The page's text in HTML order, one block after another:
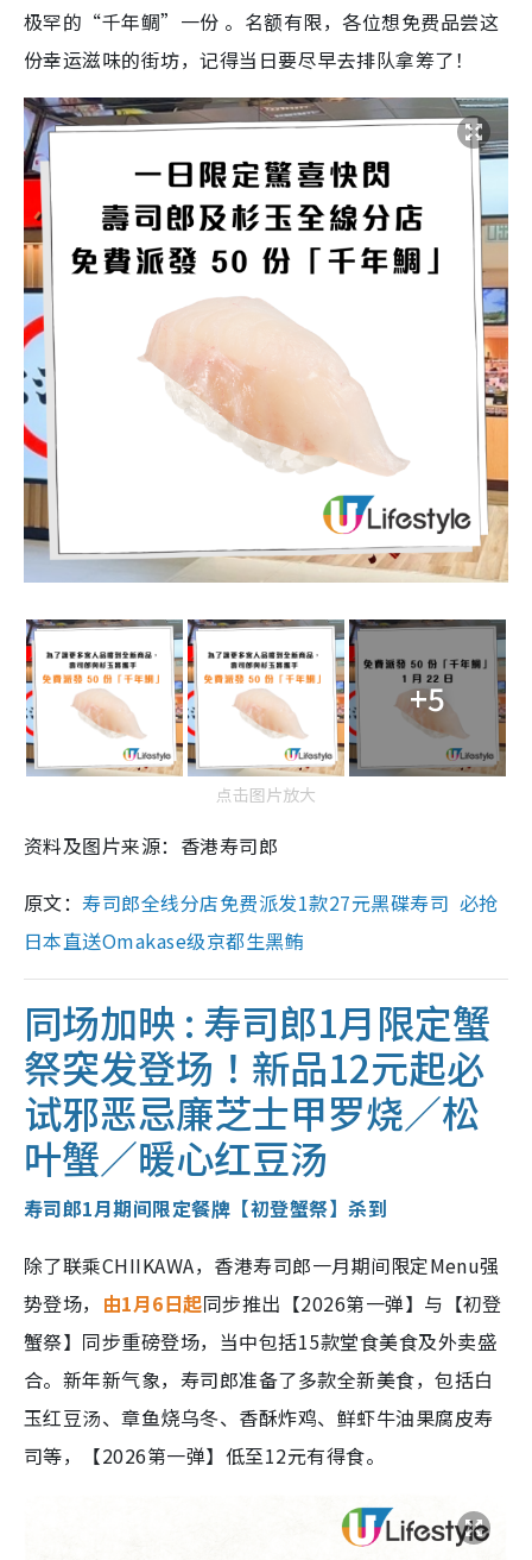
极罕的“千年鲷”一份 。名额有限，各位想免费品尝这
份幸运滋味的街坊，记得当日要尽早去排队拿筹了！
+5
点击图片放大
资料及图片来源：香港寿司郎
原文：寿司郎全线分店免费派发1款27元黑碟寿司 必抢
日本直送Omakase级京都生黑鲔
同场加映 : 寿司郎1月限定蟹
祭突发登场！新品12元起必
试邪恶忌廉芝士甲罗烧／松
叶蟹／暖心红豆汤
寿司郎1月期间限定餐牌【初登蟹祭】杀到
除了联乘CHIIKAWA，香港寿司郎一月期间限定Menu强
势登场， 由1月6日起同步推出【2026第一弹】与【初登
蟹祭】同步重磅登场，当中包括15款堂食美食及外卖盛
合。新年新气象，寿司郎准备了多款全新美食，包括白
玉红豆汤、章鱼烧乌冬、香酥炸鸡、鲜虾牛油果腐皮寿
司等，【2026第一弹】低至12元有得食。